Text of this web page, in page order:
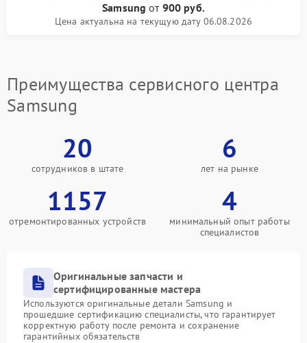
Samsung от 900 руб.
Цена актуальна на текущую дату 06.08.2026
Преимущества сервисного центра
Samsung
20
сотрудников в штате
6
лет на рынке
1157
отремонтированных устройств
4
минимальный опыт работы
специалистов
Оригинальные запчасти и
сертифицированные мастера
Используются оригинальные детали Samsung и
прошедшие сертификацию специалисты, что гарантирует
корректную работу после ремонта и сохранение
гарантийных обязательств